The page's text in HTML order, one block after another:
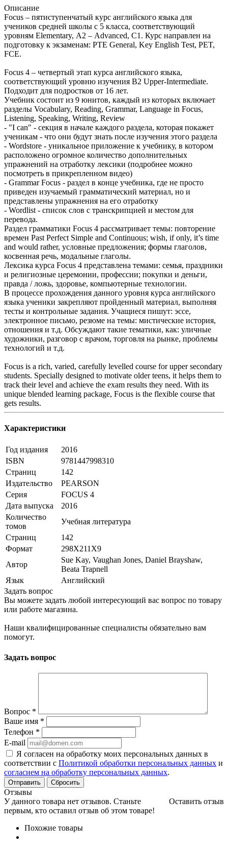
Описание
Focus – пятиступенчатый курс английского языка для
учеников средней школы с 5 класса, соответствующий
уровням Elementary, А2 – Advanced, С1. Курс направлен на
подготовку к экзаменам: PTE General, Key English Test, PET,
FCE.
Focus 4 – четвертый этап курса английского языка,
соответствующий уровню изучения В2 Upper-Intermediate.
Подходит для подростков от 16 лет.
Учебник состоит из 9 юнитов, каждый из которых включает
разделы Vocabulary, Reading, Grammar, Language in Focus,
Listening, Speaking, Writing, Review
- "I can" - секция в начале каждого раздела, которая покажет
ученикам - что они будут знать после изучения этого раздела
- Wordstore - уникальное приложение к учебнику, в котором
расположено огромное количество дополнительных
упражнений на отработку лексики (подробнее можно
посмотреть в прикрепленном видео)
- Grammar Focus - раздел в конце учебника, где не просто
приведен изучаемый грамматический материал, но и
представлены упражнения на его отработку
- Wordlist - список слов с транскрипцией и местом для
перевода.
Раздел грамматики Focus 4 рассматривает темы: повторение
времен Past Perfect Simple and Continuous; wish, if only, it’s time
and would rather, условные предложения; формы глаголов,
косвенная речь, модальные глаголы.
Лексика курса Focus 4 представлена темами: семья, праздники
и религиозные церемонии, профессии; покупки и деньги,
правда / ложь, здоровье, компьютерные технологии.
В процессе прохождения данного уровня курса английского
языка ученики закрепляют пройденный материал, выполняя
тесты и контрольные задания. Учащиеся пишут: эссе,
электронное письмо, резюме на темы: мистические история,
отношения и т.д. Обсуждают такие тематики, как: уличные
художники, разговор с врачом, торговля на рынке, проблемы
технологий и т.д.
Focus is a rich, varied, carefully levelled course for upper secondary
students. Specially designed to motivate older teens, it helps them to
track their level and achieve the exam results they need. With its
unique blended learning package, Focus is the flexible course that
gets results.
Характеристики
Год издания
2016
ISBN
9781447998310
Страниц
142
Издательство
PEARSON
Серия
FOCUS 4
Дата выпуска
2016
Количество
томов
Учебная литература
Страниц
142
Формат
298Х211Х9
Автор
Sue Kay, Vaughan Jones, Daniel Brayshaw,
Beata Trapnell
Язык
Английский
Задать вопрос
Вы можете задать любой интересующий вас вопрос по товару
или работе магазина.
Наши квалифицированные специалисты обязательно вам
помогут.
Задать вопрос
Вопрос *
Ваше имя *
Телефон *
E-mail
Я согласен на обработку моих персональных данных в
соответствии с Политикой обработки персональных данных и
согласием на обработку персональных данных.
Сбросить
Отзывы
Оставить отзыв
У данного товара нет отзывов. Станьте
первым, кто оставил отзыв об этом товаре!
Похожие товары